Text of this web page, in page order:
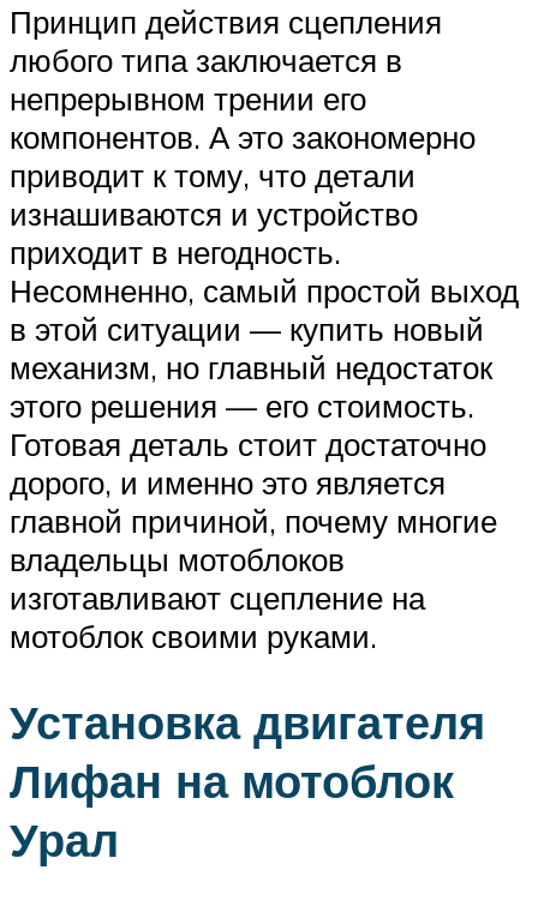
Принцип действия сцепления
любого типа заключается в
непрерывном трении его
компонентов. А это закономерно
приводит к тому, что детали
изнашиваются и устройство
приходит в негодность.
Несомненно, самый простой выход
в этой ситуации — купить новый
механизм, но главный недостаток
этого решения — его стоимость.
Готовая деталь стоит достаточно
дорого, и именно это является
главной причиной, почему многие
владельцы мотоблоков
изготавливают сцепление на
мотоблок своими руками.
Установка двигателя
Лифан на мотоблок
Урал